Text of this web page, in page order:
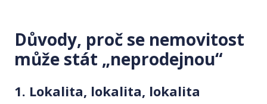
Důvody, proč se nemovitost
může stát „neprodejnou“
1. Lokalita, lokalita, lokalita